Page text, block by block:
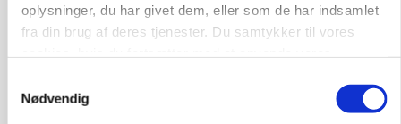
oplysninger, du har givet dem, eller som de har indsamlet
fra din brug af deres tjenester. Du samtykker til vores
Nødvendig
forsigtighed
Annonce
BUSINESS